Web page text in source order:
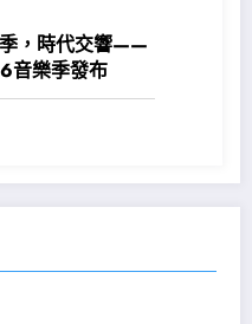
季，時代交響——
樂季發布